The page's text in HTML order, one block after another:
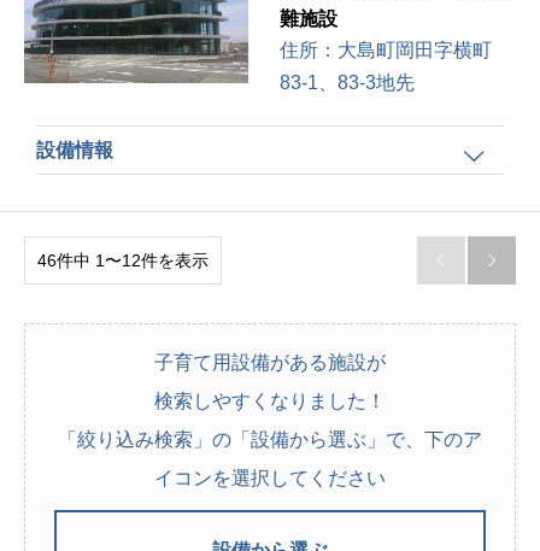
難施設
住所： 大島町岡田字横町
83-1、83-3地先
設備情報
46件中 1〜12件を表示  
子育て用設備がある施設が
検索しやすくなりました！
「絞り込み検索」の「設備から選ぶ」で、下のア
イコンを選択してください